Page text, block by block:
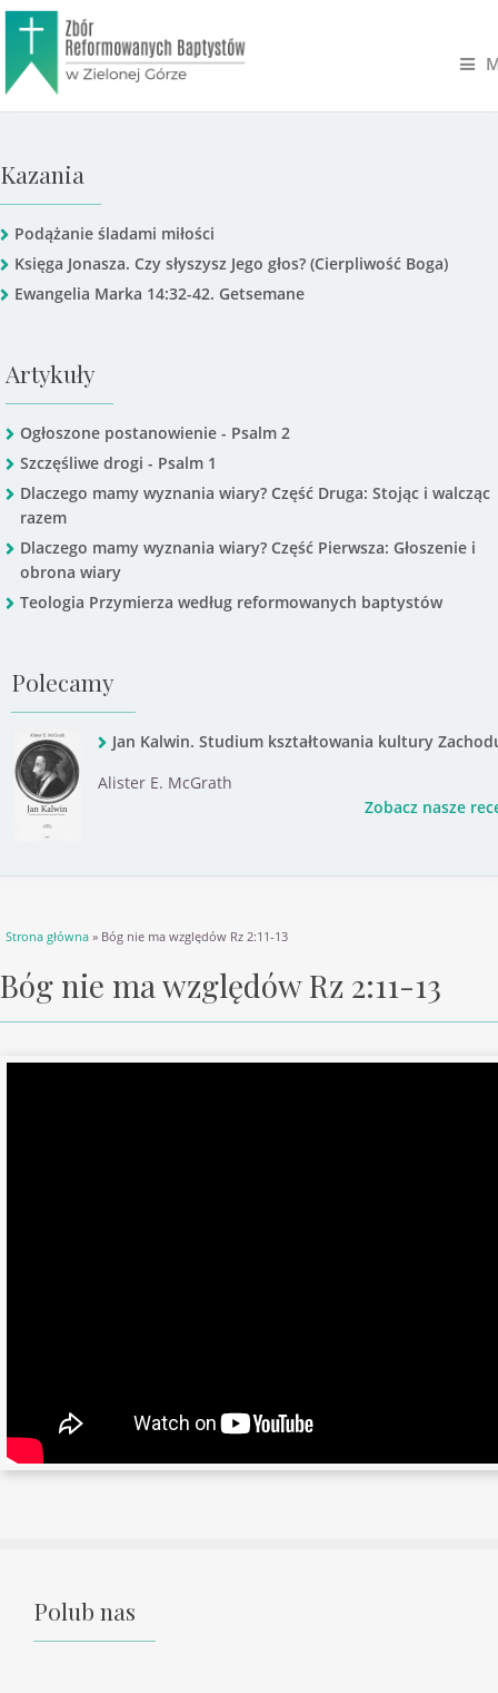
Kazania
Podążanie śladami miłości
Księga Jonasza. Czy słyszysz Jego głos? (Cierpliwość Boga)
Ewangelia Marka 14:32-42. Getsemane
Artykuły
Ogłoszone postanowienie - Psalm 2
Szczęśliwe drogi - Psalm 1
Dlaczego mamy wyznania wiary? Część Druga: Stojąc i walcząc
razem
Dlaczego mamy wyznania wiary? Część Pierwsza: Głoszenie i
obrona wiary
Teologia Przymierza według reformowanych baptystów
Polecamy
Jan Kalwin. Studium kształtowania kultury
Alister E. McGrath
Zobacz nasze
Jesteś tutaj
Strona główna » Bóg nie ma względów Rz 2:11-13
Bóg nie ma względów Rz 2:11-13
Polub nas